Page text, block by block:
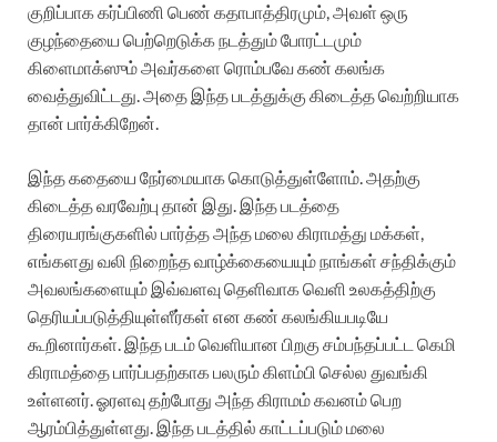
குறிப்பாக கர்ப்பிணி பெண் கதாபாத்திரமும், அவள் ஒரு
குழந்தையை பெற்றெடுக்க நடத்தும் போரட்டமும்
கிளைமாக்ஸும் அவர்களை ரொம்பவே கண் கலங்க
வைத்துவிட்டது. அதை இந்த படத்துக்கு கிடைத்த வெற்றியாக
தான் பார்க்கிறேன்.
இந்த கதையை நேர்மையாக கொடுத்துள்ளோம். அதற்கு
கிடைத்த வரவேற்பு தான் இது. இந்த படத்தை
திரையரங்குகளில் பார்த்த அந்த மலை கிராமத்து மக்கள்,
எங்களது வலி நிறைந்த வாழ்க்கையையும் நாங்கள் சந்திக்கும்
அவலங்களையும் இவ்வளவு தெளிவாக வெளி உலகத்திற்கு
தெரியப்படுத்தியுள்ளீர்கள் என கண் கலங்கியபடியே
கூறினார்கள். இந்த படம் வெளியான பிறகு சம்பந்தப்பட்ட கெமி
கிராமத்தை பார்ப்பதற்காக பலரும் கிளம்பி செல்ல துவங்கி
உள்ளனர். ஓரளவு தற்போது அந்த கிராமம் கவனம் பெற
ஆரம்பித்துள்ளது. இந்த படத்தில் காட்டப்படும் மலை